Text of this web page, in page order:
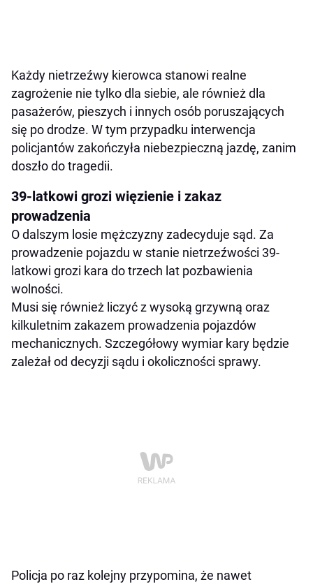
Każdy nietrzeźwy kierowca stanowi realne
zagrożenie nie tylko dla siebie, ale również dla
pasażerów, pieszych i innych osób poruszających
się po drodze. W tym przypadku interwencja
policjantów zakończyła niebezpieczną jazdę, zanim
doszło do tragedii.
39-latkowi grozi więzienie i zakaz
prowadzenia
O dalszym losie mężczyzny zadecyduje sąd. Za
prowadzenie pojazdu w stanie nietrzeźwości 39-
latkowi grozi kara do trzech lat pozbawienia
wolności.
Musi się również liczyć z wysoką grzywną oraz
kilkuletnim zakazem prowadzenia pojazdów
mechanicznych. Szczegółowy wymiar kary będzie
zależał od decyzji sądu i okoliczności sprawy.
Policja po raz kolejny przypomina, że nawet